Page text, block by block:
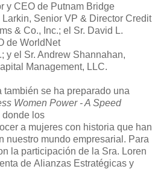
y CEO de Putnam Bridge
Larkin, Senior VP & Director Credit
& Co., Inc.; el Sr. David L.
de Wor ldNet
y el Sr. Andrew Shannahan,
Management, LLC.
también se ha preparado una
Women Power - A Speed
donde los
a mujeres con historia que han
nuestro mundo empresarial. Para
la participación de la Sra. Loren
de Alianzas Estratégicas y